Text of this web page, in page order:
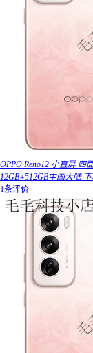
OPPO Reno12 小直屏
12GB+512GB中国大陆
1条评价